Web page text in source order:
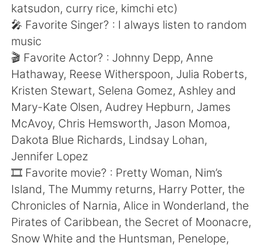
Português
katsudon, curry rice, kimchi etc)
🎤 Favorite Singer? : I always listen to random
music
🎬 Favorite Actor? : Johnny Depp, Anne
Hathaway, Reese Witherspoon, Julia Roberts,
Kristen Stewart, Selena Gomez, Ashley and
Mary-Kate Olsen, Audrey Hepburn, James
McAvoy, Chris Hemsworth, Jason Momoa,
Dakota Blue Richards, Lindsay Lohan,
Jennifer Lopez
🎞 Favorite movie? : Pretty Woman, Nim’s
Island, The Mummy returns, Harry Potter, the
Chronicles of Narnia, Alice in Wonderland, the
Pirates of Caribbean, the Secret of Moonacre,
Snow White and the Huntsman, Penelope,